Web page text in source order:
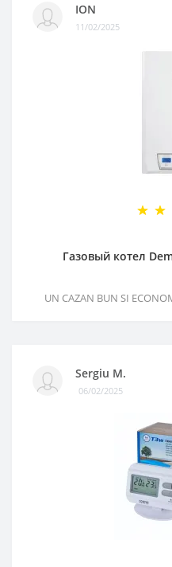
ION
11/02/2025
Газовый котел
UN CAZAN BUN SI
Sergiu M.
06/02/2025